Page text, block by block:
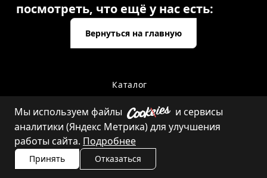
посмотреть, что ещё у нас есть:
Вернуться на главную
Каталог
Контакты
Мы используем файлы
и сервисы
аналитики (Яндекс Метрика) для улучшения
работы сайта. Подробнее
Принять Отказаться